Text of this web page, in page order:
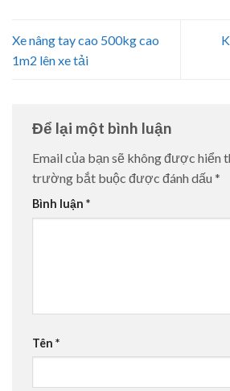
Xe nâng tay cao 500kg cao
1m2 lên xe tải
Để lại một bình luận
Email của bạn sẽ không được hiển
trường bắt buộc được đánh dấu *
Bình luận *
Tên *